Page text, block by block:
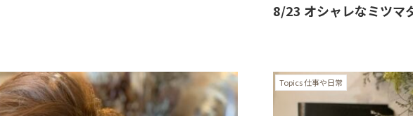
8/23 オシャレなミツマ
Topics 仕事や日常